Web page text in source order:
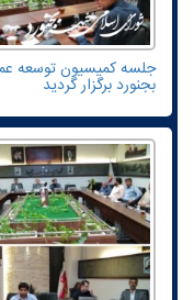
جلسه کمیسیون توسعه
بجنورد برگزار گردید